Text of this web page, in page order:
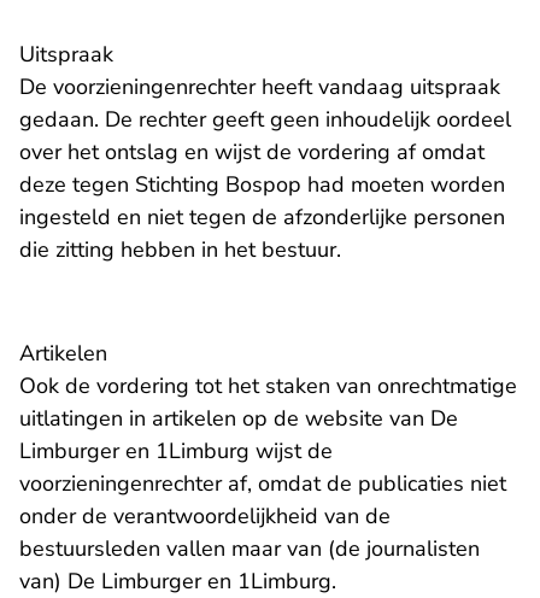
Uitspraak
De voorzieningenrechter heeft vandaag uitspraak
gedaan. De rechter geeft geen inhoudelijk oordeel
over het ontslag en wijst de vordering af omdat
deze tegen Stichting Bospop had moeten worden
ingesteld en niet tegen de afzonderlijke personen
die zitting hebben in het bestuur.
Artikelen
Ook de vordering tot het staken van onrechtmatige
uitlatingen in artikelen op de website van De
Limburger en 1Limburg wijst de
voorzieningenrechter af, omdat de publicaties niet
onder de verantwoordelijkheid van de
bestuursleden vallen maar van (de journalisten
van) De Limburger en 1Limburg.